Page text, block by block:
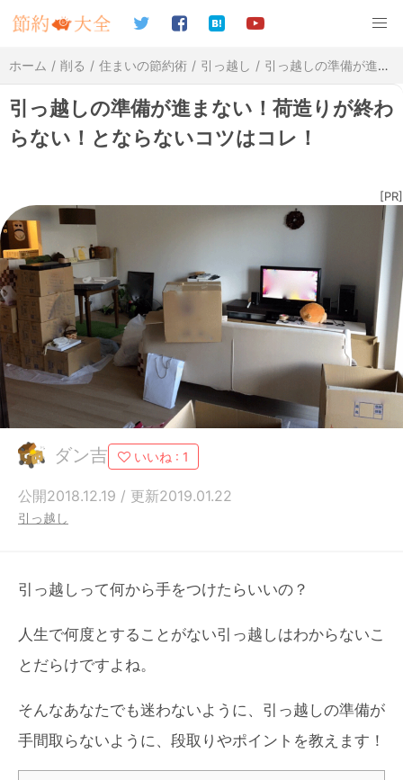
ホーム 削る 住まいの節約術 引っ越し 引っ越しの準備が進まない！荷造りが終わらない！とならないコツはコレ！
引っ越しの準備が進まない！荷造りが終わ
らない！とならないコツはコレ！
[PR]
ダン吉 いいね : 1
公開2018.12.19 / 更新2019.01.22
引っ越し
引っ越しって何から手をつけたらいいの？
人生で何度とすることがない引っ越しはわからないこ
とだらけですよね。
そんなあなたでも迷わないように、引っ越しの準備が
手間取らないように、段取りやポイントを教えます！